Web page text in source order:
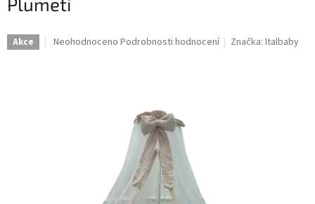
Akce
Průměrné
Neohodnoceno Podrobnosti hodnocení Značka:Italbaby